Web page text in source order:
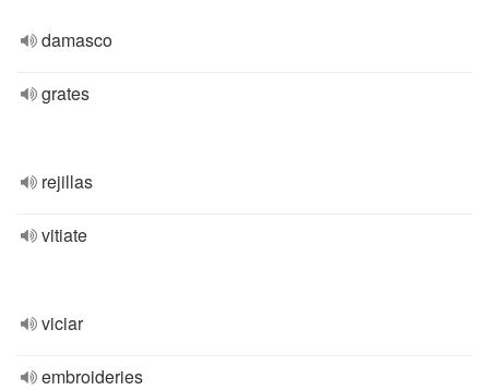
damasco
grates
rejillas
vitiate
viciar
embroideries